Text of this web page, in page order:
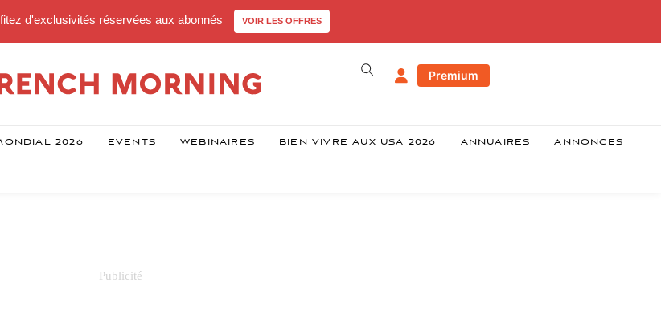
d'exclusivités réservées aux abonnés VOIR LES OFFRES
Premium
2026 EVENTS WEBINAIRES BIEN VIVRE AUX USA 2026 ANNUAIRES ANNONCES